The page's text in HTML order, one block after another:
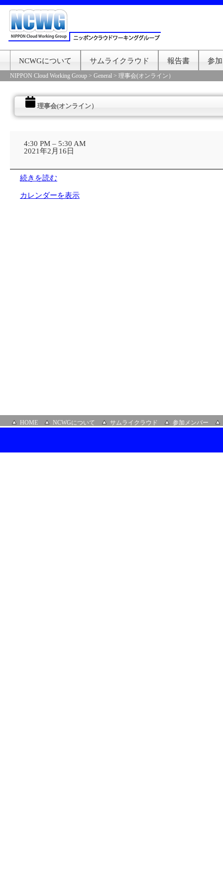
NCWGについて サムライクラウド 報告書 参
NIPPON Cloud Working Group > General > 理事会(オンライン）
理事会(オンライン）
4:30 PM – 5:30 AM
2021年2月16日
続きを読む
カレンダーを表示
HOME NCWGについて サムライクラウド 参加メンバー